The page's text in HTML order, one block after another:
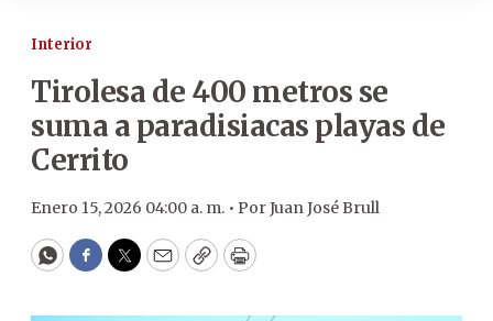
Interior
Tirolesa de 400 metros se
suma a paradisiacas playas de
Cerrito
Enero 15, 2026 04:00 a. m. • PorJuan José Brull
WhatsApp
Facebook
Twitter
EmailCopyPrint